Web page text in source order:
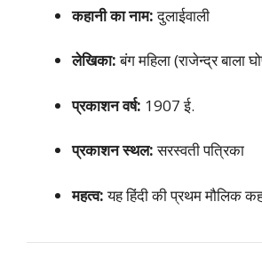
कहानी का नाम: दुलाईवाली
लेखिका: बंग महिला (राजेन्द्र बाला
प्रकाशन वर्ष: 1907 ई.
प्रकाशन स्थल: सरस्वती पत्रिका
महत्व: यह हिंदी की प्रथम मौलिक